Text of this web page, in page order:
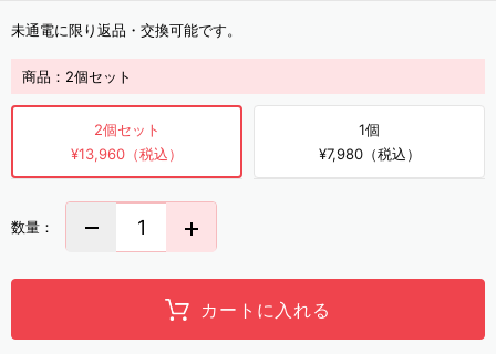
未通電に限り返品・交換可能です。
商品： 2個セット
2個セット
¥13,960（税込）
1個
¥7,980（税込）
数量：
カートに入れる